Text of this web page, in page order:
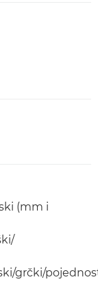
(mm i
grčki/